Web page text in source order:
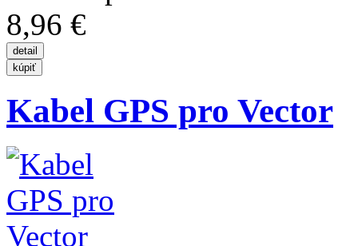
8,96 €
Kabel GPS pro Vector